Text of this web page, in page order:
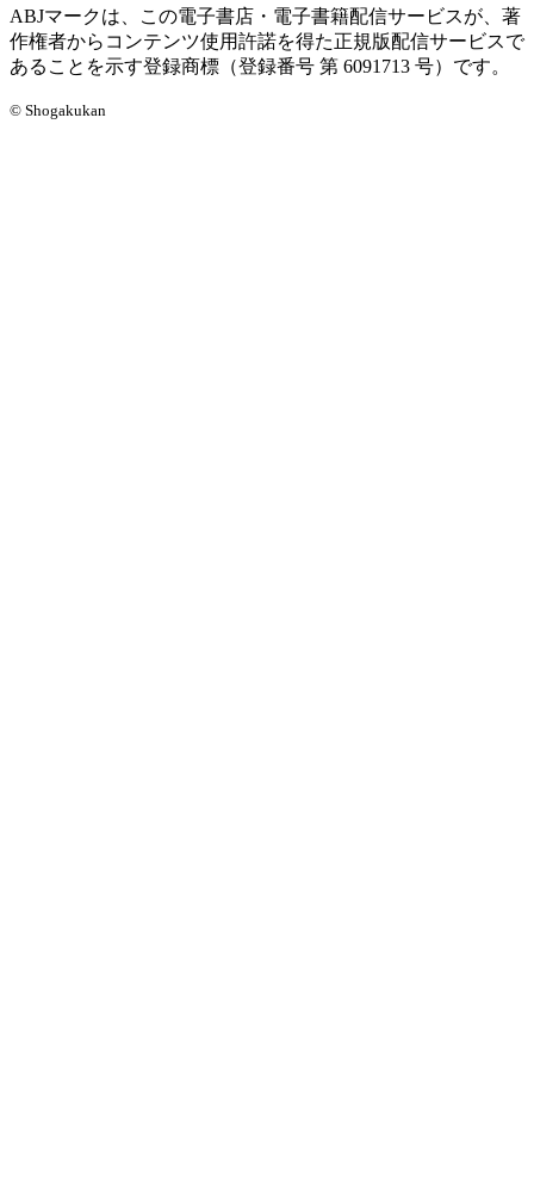
ABJマークは、この電子書店・電子書籍配信サービスが、著
作権者からコンテンツ使用許諾を得た正規版配信サービスで
あることを示す登録商標（登録番号 第 6091713 号）です。
© Shogakukan